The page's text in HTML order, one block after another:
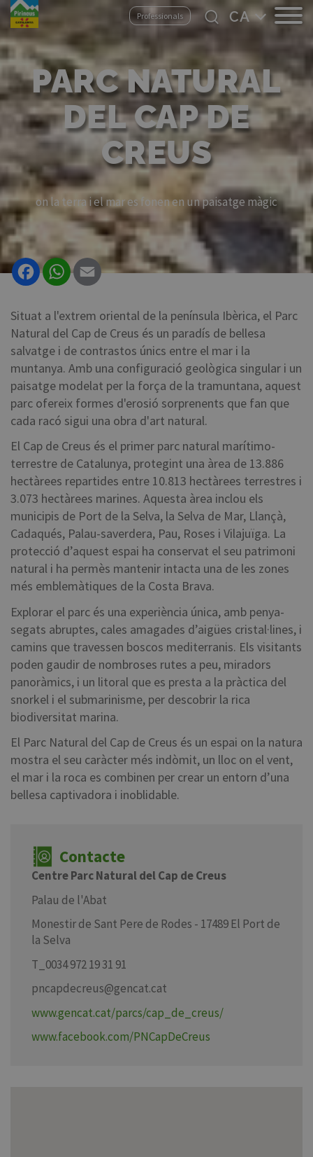
Vés
contingut
Professionals
Select
your
PARC NATURAL
DEL CAP DE
CREUS
on la terra i el mar es fonen en un paisatge màgic
FacebookWhatsApp
Email
Situat a l'extrem oriental de la península Ibèrica, el Parc
Natural del Cap de Creus és un paradís de bellesa
salvatge i de contrastos únics entre el mar i la
muntanya. Amb una configuració geològica singular i un
paisatge modelat per la força de la tramuntana, aquest
parc ofereix formes d'erosió sorprenents que fan que
cada racó sigui una obra d'art natural.
El Cap de Creus és el primer parc natural marítimo-
terrestre de Catalunya, protegint una àrea de 13.886
hectàrees repartides entre 10.813 hectàrees terrestres i
3.073 hectàrees marines. Aquesta àrea inclou els
municipis de Port de la Selva, la Selva de Mar, Llançà,
Cadaqués, Palau-saverdera, Pau, Roses i Vilajuïga. La
protecció d’aquest espai ha conservat el seu patrimoni
natural i ha permès mantenir intacta una de les zones
més emblemàtiques de la Costa Brava.
Explorar el parc és una experiència única, amb penya-
segats abruptes, cales amagades d’aigües cristal·lines, i
camins que travessen boscos mediterranis. Els visitants
poden gaudir de nombroses rutes a peu, miradors
panoràmics, i un litoral que es presta a la pràctica del
snorkel i el submarinisme, per descobrir la rica
biodiversitat marina.
El Parc Natural del Cap de Creus és un espai on la natura
mostra el seu caràcter més indòmit, un lloc on el vent,
el mar i la roca es combinen per crear un entorn d’una
bellesa captivadora i inoblidable.
Contacte
Centre Parc Natural del Cap de Creus
Palau de l'Abat
Monestir de Sant Pere de Rodes - 17489 El Port de
la Selva
T_0034 972 19 31 91
pncapdecreus@gencat.cat
www.gencat.cat/parcs/cap_de_creus/
www.facebook.com/PNCapDeCreus